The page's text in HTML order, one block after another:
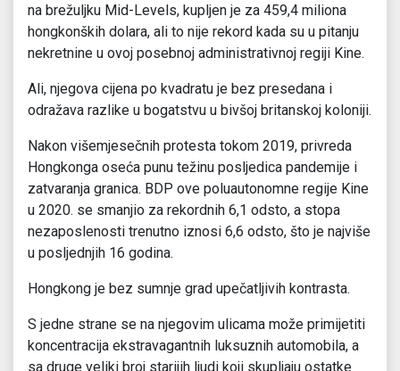
na brežuljku Mid-Levels, kupljen je za 459,4 miliona
hongkonških dolara, ali to nije rekord kada su u pitanju
nekretnine u ovoj posebnoj administrativnoj regiji Kine.
Ali, njegova cijena po kvadratu je bez presedana i
odražava razlike u bogatstvu u bivšoj britanskoj koloniji.
Nakon višemjesečnih protesta tokom 2019, privreda
Hongkonga oseća punu težinu posljedica pandemije i
zatvaranja granica. BDP ove poluautonomne regije Kine
u 2020. se smanjio za rekordnih 6,1 odsto, a stopa
nezaposlenosti trenutno iznosi 6,6 odsto, što je najviše
u posljednjih 16 godina.
Hongkong je bez sumnje grad upečatljivih kontrasta.
S jedne strane se na njegovim ulicama može primijetiti
koncentracija ekstravagantnih luksuznih automobila, a
sa druge veliki broj starijih ljudi koji skupljaju ostatke